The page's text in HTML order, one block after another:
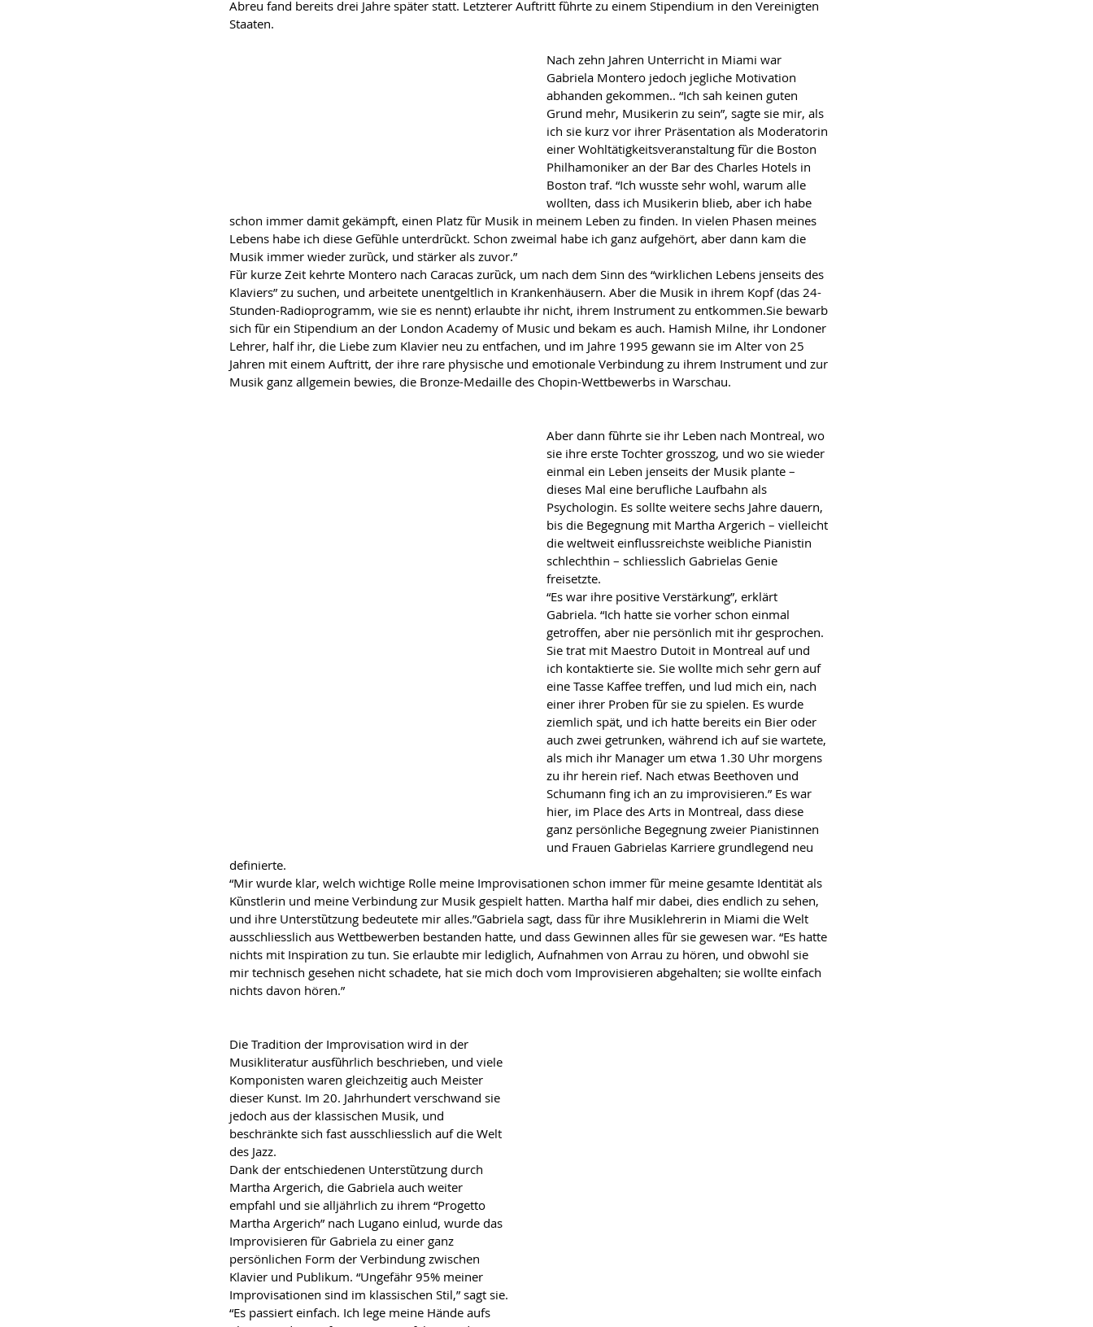
Abreu fand bereits drei Jahre spӓter statt. Letzterer Auftritt fȕhrte zu einem Stipendium in den Vereinigten
Staaten.
Nach zehn Jahren Unterricht in Miami war
Gabriela Montero jedoch jegliche Motivation
abhanden gekommen.. “Ich sah keinen guten
Grund mehr, Musikerin zu sein”, sagte sie mir, als
ich sie kurz vor ihrer Prӓsentation als Moderatorin
einer Wohltӓtigkeitsveranstaltung fȕr die Boston
Philhamoniker an der Bar des Charles Hotels in
Boston traf. “Ich wusste sehr wohl, warum alle
wollten, dass ich Musikerin blieb, aber ich habe
schon immer damit gekӓmpft, einen Platz fȕr Musik in meinem Leben zu finden. In vielen Phasen meines
Lebens habe ich diese Gefȕhle unterdrȕckt. Schon zweimal habe ich ganz aufgehӧrt, aber dann kam die
Musik immer wieder zurȕck, und stӓrker als zuvor.”
Fȕr kurze Zeit kehrte Montero nach Caracas zurȕck, um nach dem Sinn des “wirklichen Lebens jenseits des
Klaviers” zu suchen, und arbeitete unentgeltlich in Krankenhӓusern. Aber die Musik in ihrem Kopf (das 24-
Stunden-Radioprogramm, wie sie es nennt) erlaubte ihr nicht, ihrem Instrument zu entkommen.Sie bewarb
sich fȕr ein Stipendium an der London Academy of Music und bekam es auch. Hamish Milne, ihr Londoner
Lehrer, half ihr, die Liebe zum Klavier neu zu entfachen, und im Jahre 1995 gewann sie im Alter von 25
Jahren mit einem Auftritt, der ihre rare physische und emotionale Verbindung zu ihrem Instrument und zur
Musik ganz allgemein bewies, die Bronze-Medaille des Chopin-Wettbewerbs in Warschau.
Aber dann fȕhrte sie ihr Leben nach Montreal, wo
sie ihre erste Tochter grosszog, und wo sie wieder
einmal ein Leben jenseits der Musik plante –
dieses Mal eine berufliche Laufbahn als
Psychologin. Es sollte weitere sechs Jahre dauern,
bis die Begegnung mit Martha Argerich – vielleicht
die weltweit einflussreichste weibliche Pianistin
schlechthin – schliesslich Gabrielas Genie
freisetzte.
“Es war ihre positive Verstӓrkung”, erklӓrt
Gabriela. “Ich hatte sie vorher schon einmal
getroffen, aber nie persӧnlich mit ihr gesprochen.
Sie trat mit Maestro Dutoit in Montreal auf und
ich kontaktierte sie. Sie wollte mich sehr gern auf
eine Tasse Kaffee treffen, und lud mich ein, nach
einer ihrer Proben fȕr sie zu spielen. Es wurde
ziemlich spӓt, und ich hatte bereits ein Bier oder
auch zwei getrunken, wӓhrend ich auf sie wartete,
als mich ihr Manager um etwa 1.30 Uhr morgens
zu ihr herein rief. Nach etwas Beethoven und
Schumann fing ich an zu improvisieren.” Es war
hier, im Place des Arts in Montreal, dass diese
ganz persӧnliche Begegnung zweier Pianistinnen
und Frauen Gabrielas Karriere grundlegend neu
definierte.
“Mir wurde klar, welch wichtige Rolle meine Improvisationen schon immer fȕr meine gesamte Identitӓt als
Kȕnstlerin und meine Verbindung zur Musik gespielt hatten. Martha half mir dabei, dies endlich zu sehen,
und ihre Unterstȕtzung bedeutete mir alles.”Gabriela sagt, dass fȕr ihre Musiklehrerin in Miami die Welt
ausschliesslich aus Wettbewerben bestanden hatte, und dass Gewinnen alles fȕr sie gewesen war. “Es hatte
nichts mit Inspiration zu tun. Sie erlaubte mir lediglich, Aufnahmen von Arrau zu hӧren, und obwohl sie
mir technisch gesehen nicht schadete, hat sie mich doch vom Improvisieren abgehalten; sie wollte einfach
nichts davon hӧren.”
Die Tradition der Improvisation wird in der
Musikliteratur ausfȕhrlich beschrieben, und viele
Komponisten waren gleichzeitig auch Meister
dieser Kunst. Im 20. Jahrhundert verschwand sie
jedoch aus der klassischen Musik, und
beschrӓnkte sich fast ausschliesslich auf die Welt
des Jazz.
Dank der entschiedenen Unterstȕtzung durch
Martha Argerich, die Gabriela auch weiter
empfahl und sie alljӓhrlich zu ihrem “Progetto
Martha Argerich” nach Lugano einlud, wurde das
Improvisieren fȕr Gabriela zu einer ganz
persӧnlichen Form der Verbindung zwischen
Klavier und Publikum. “Ungefӓhr 95% meiner
Improvisationen sind im klassischen Stil,” sagt sie.
“Es passiert einfach. Ich lege meine Hӓnde aufs